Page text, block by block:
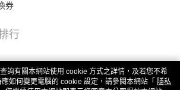
券
行
詢有關本網站使用 cookie 方式之詳情，及若您不希
如何變更電腦的 cookie 設定，請參閱本網站「 隱私